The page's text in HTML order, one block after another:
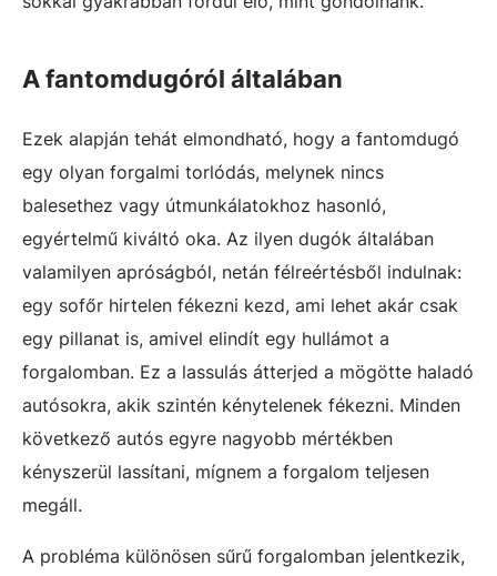
A fantomdugóról általában
Ezek alapján tehát elmondható, hogy a fantomdugó
egy olyan forgalmi torlódás, melynek nincs
balesethez vagy útmunkálatokhoz hasonló,
egyértelmű kiváltó oka. Az ilyen dugók általában
valamilyen apróságból, netán félreértésből indulnak:
egy sofőr hirtelen fékezni kezd, ami lehet akár csak
egy pillanat is, amivel elindít egy hullámot a
forgalomban. Ez a lassulás átterjed a mögötte haladó
autósokra, akik szintén kénytelenek fékezni. Minden
következő autós egyre nagyobb mértékben
kényszerül lassítani, mígnem a forgalom teljesen
megáll.
A probléma különösen sűrű forgalomban jelentkezik,